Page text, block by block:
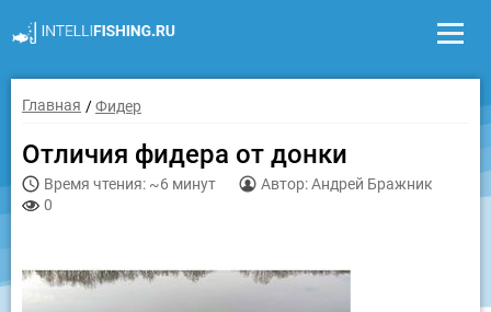
Главная Фидер
Отличия фидера от донки
Время чтения: ~6 минут
Автор: Андрей Бражник
0